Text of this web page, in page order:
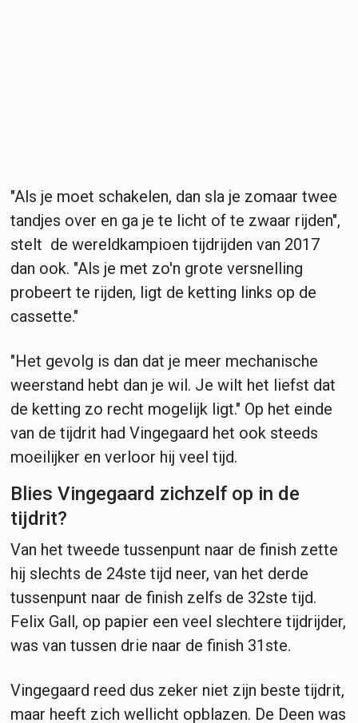
"Als je moet schakelen, dan sla je zomaar twee
tandjes over en ga je te licht of te zwaar rijden",
stelt de wereldkampioen tijdrijden van 2017
dan ook. "Als je met zo'n grote versnelling
probeert te rijden, ligt de ketting links op de
cassette."
"Het gevolg is dan dat je meer mechanische
weerstand hebt dan je wil. Je wilt het liefst dat
de ketting zo recht mogelijk ligt." Op het einde
van de tijdrit had Vingegaard het ook steeds
moeilijker en verloor hij veel tijd.
Blies Vingegaard zichzelf op in de
tijdrit?
Van het tweede tussenpunt naar de finish zette
hij slechts de 24ste tijd neer, van het derde
tussenpunt naar de finish zelfs de 32ste tijd.
Felix Gall, op papier een veel slechtere tijdrijder,
was van tussen drie naar de finish 31ste.
Vingegaard reed dus zeker niet zijn beste tijdrit,
maar heeft zich wellicht opblazen. De Deen was